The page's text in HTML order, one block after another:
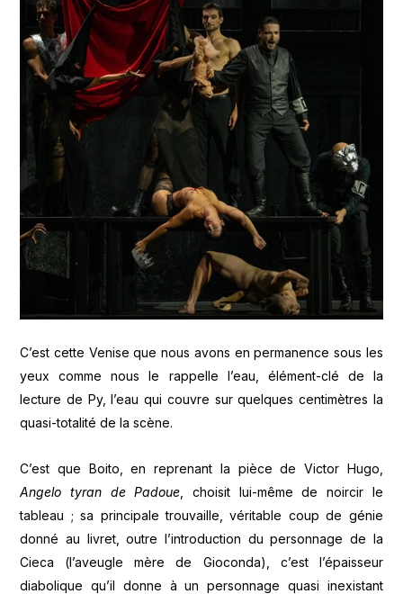
C’est cette Venise que nous avons en permanence sous les
yeux comme nous le rappelle l’eau, élément-clé de la
lecture de Py, l’eau qui couvre sur quelques centimètres la
quasi-totalité de la scène.
C’est que Boito, en reprenant la pièce de Victor Hugo,
Angelo tyran de Padoue , choisit lui-même de noircir le
tableau ; sa principale trouvaille, véritable coup de génie
donné au livret, outre l’introduction du personnage de la
Cieca (l’aveugle mère de Gioconda), c’est l’épaisseur
diabolique qu’il donne à un personnage quasi inexistant